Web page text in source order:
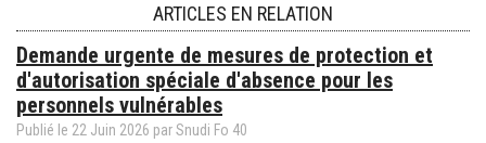
ARTICLES EN RELATION
Demande urgente de mesures de protection et
d'autorisation spéciale d'absence pour les
personnels vulnérables
Publié le 22 Juin 2026 par Snudi Fo 40